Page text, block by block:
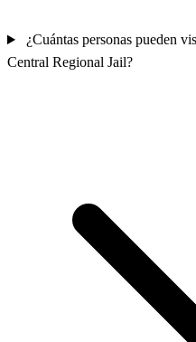
¿Cuántas personas pueden
Central Regional Jail?